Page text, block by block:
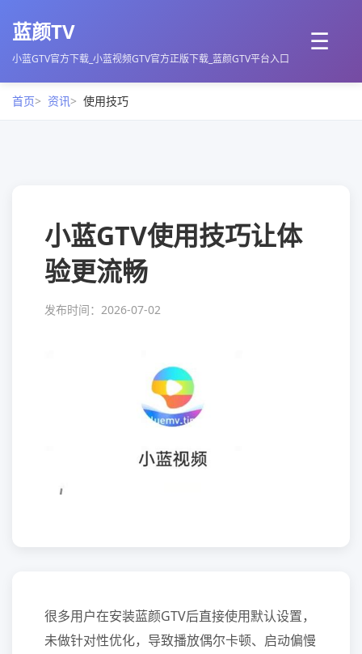
蓝颜TV
小蓝GTV官方下载_小蓝视频GTV官方正版下载_蓝颜GTV平台入口
☰
首页 资讯 使用技巧
小蓝GTV使用技巧让体
验更流畅
发布时间：2026-07-02
很多用户在安装蓝颜GTV后直接使用默认设置，
未做针对性优化，导致播放偶尔卡顿、启动偏慢